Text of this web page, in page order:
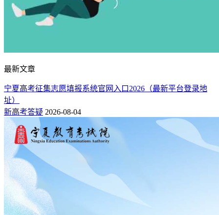
最新文章
宁夏高考征集志愿填报系统官网入口2026（最新平台登录地
址）
新高考答疑 2026-08-04